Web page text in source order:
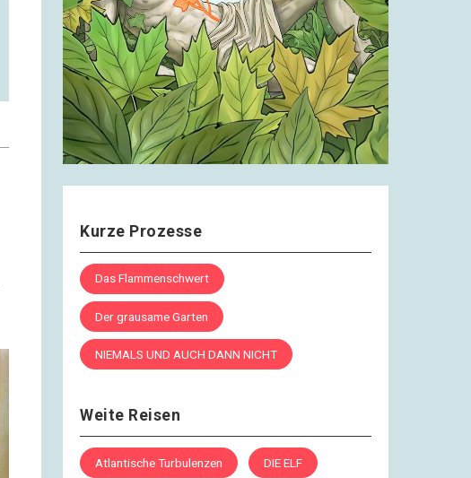
Kurze Prozesse
Das Flammenschwert
Der grausame Garten
NIEMALS UND AUCH DANN NICHT
Weite Reisen
Atlantische Turbulenzen DIE ELF